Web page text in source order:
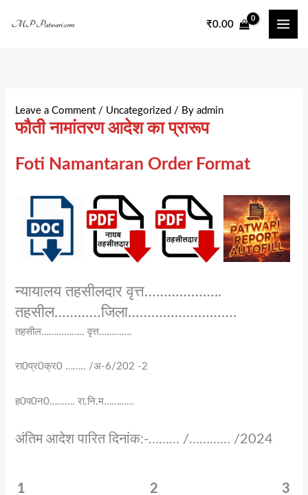
₹0.00
Leave a Comment / Uncategorized / Byadmin
फौती नामांतरण आदेश का प्रारूप
Foti Namantaran Order Format
न्यायालय तहसीलदार वृत्त………………..
तहसील…………जिला……………………….
तहसील…………….. वृत्त………….
रा0प्र0क्र0 …….. /अ-6/202 -2
ह0प0न0………. रा.नि.म…………
अंतिम आदेश पारित दिनांक:-……… /………… /2024
1 2 3